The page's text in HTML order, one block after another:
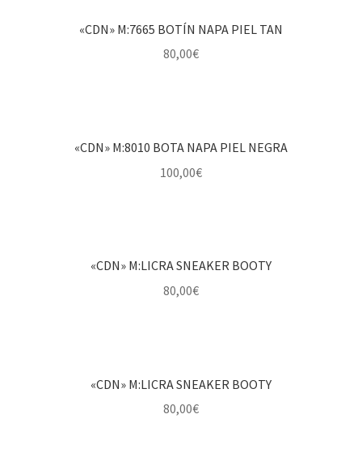
«CDN» M:7665 BOTÍN NAPA PIEL TAN
80,00€
«CDN» M:8010 BOTA NAPA PIEL NEGRA
100,00€
«CDN» M:LICRA SNEAKER BOOTY
80,00€
«CDN» M:LICRA SNEAKER BOOTY
80,00€